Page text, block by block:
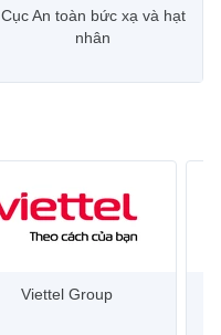
Cục An toàn bức xạ và hạt
nhân
Viettel Group